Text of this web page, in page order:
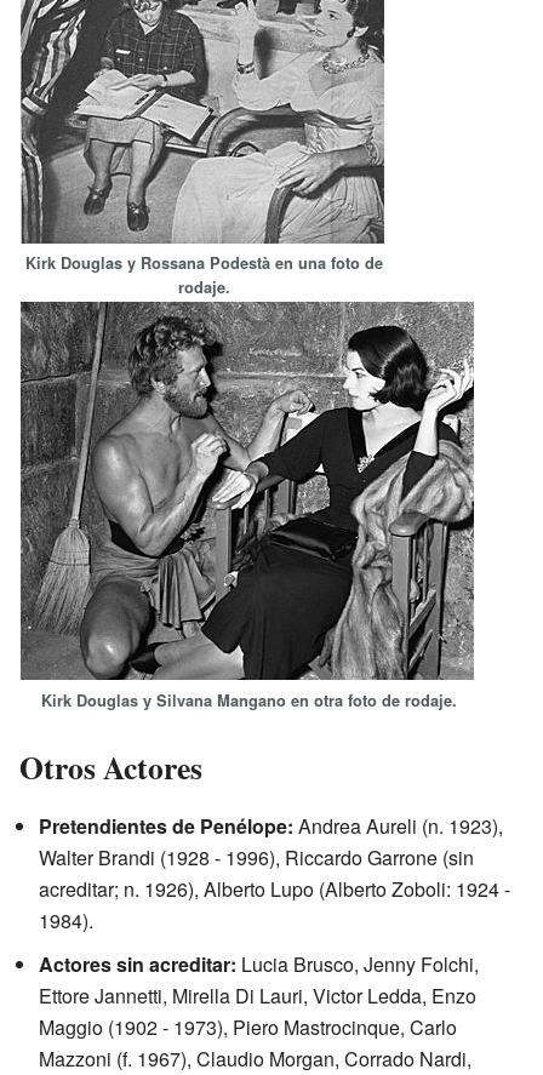
Kirk Douglas y Rossana Podestà en una foto de
rodaje.
Kirk Douglas y Silvana Mangano en otra foto de rodaje.
Otros Actores
Pretendientes de Penélope: Andrea Aureli (n. 1923),
Walter Brandi (1928 - 1996), Riccardo Garrone (sin
acreditar; n. 1926), Alberto Lupo (Alberto Zoboli: 1924 -
1984).
Actores sin acreditar: Lucia Brusco, Jenny Folchi,
Ettore Jannetti, Mirella Di Lauri, Victor Ledda, Enzo
Maggio (1902 - 1973), Piero Mastrocinque, Carlo
Mazzoni (f. 1967), Claudio Morgan, Corrado Nardi,